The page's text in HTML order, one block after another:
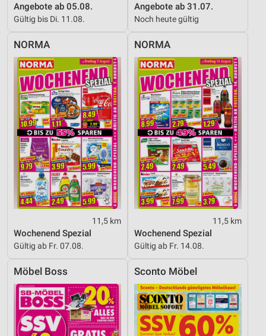
Angebote ab 05.08.
Gültig bis Di. 11.08.
Angebote ab 31.07.
Noch heute gültig
NORMA
11,5 km
Wochenend Spezial
Gültig ab Fr. 07.08.
NORMA
11,5 km
Wochenend Spezial
Gültig ab Fr. 14.08.
Möbel Boss Sconto Möbel